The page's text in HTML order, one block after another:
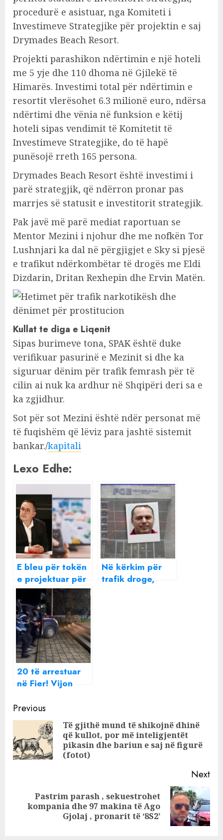
procedurë e asistuar, nga Komiteti i
Investimeve Strategjike për projektin e saj
Drymades Beach Resort.
Projekti parashikon ndërtimin e një hoteli
me 5 yje dhe 110 dhoma në Gjilekë të
Himarës. Investimi total për ndërtimin e
resortit vlerësohet 6.3 milionë euro, ndërsa
ndërtimi dhe vënia në funksion e këtij
hoteli sipas vendimit të Komitetit të
Investimeve Strategjike, do të hapë
punësojë rreth 165 persona.
Drymades Beach Resort është investimi i
parë strategjik, që ndërron pronar pas
marrjes së statusit e investitorit strategjik.
Pak javë më parë mediat raportuan se
Mentor Mezini i njohur dhe me nofkën Tor
Lushnjari ka dal në përgjigjet e Sky si pjesë
e trafikut ndërkombëtar të drogës me Eldi
Dizdarin, Dritan Rexhepin dhe Ervin Matën.
Kullat te diga e Liqenit
Sipas burimeve tona, SPAK është duke
verifikuar pasurinë e Mezinit si dhe ka
siguruar dënim për trafik femrash për të
cilin ai nuk ka ardhur në Shqipëri deri sa e
ka zgjidhur.
Sot për sot Mezini është ndër personat më
të fuqishëm që lëviz para jashtë sistemit
bankar./kapitali
Lexo Edhe:
E bleu për tokën
e projektuar për
kulla, Samir Mane
shet të gjitha
aksionet e TV
SCAN , një
ministre në
prapaskenë?
Në kërkim për
trafik droge,
20 të arrestuar
në Fier! Vijon
‘Tempulli 2’,
sekuestrohet
kokainë e
heroinë
Continue
Reading
Previous
Të gjithë mund të shikojnë dhinë
që kullot, por më inteligjentët
pikasin dhe bariun e saj në figurë
(fotot)
Next
Next
Pastrim parash , sekuestrohet
kompania dhe 97 makina të Ago
Gjolaj , pronarit të ‘8S2’